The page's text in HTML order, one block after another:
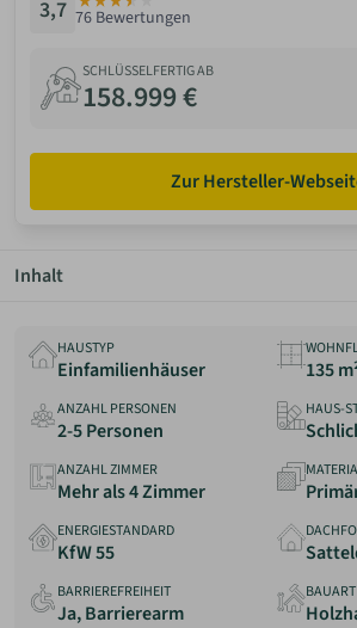
13.01
3,7 76 Bewertungen
SCHLÜSSELFERTIG AB
158.999 €
Zur Hersteller-
Inhalt
Grundriss
Details
Anbieter
Erfahrungen
HAUSTYP
Einfamilienhäuser 135
ANZAHL PERSONEN
2-5 Personen
HAUS-
ANZAHL ZIMMER
Mehr als 4 Zimmer
ENERGIESTANDARD
KfW 55
BARRIEREFREIHEIT
Ja, Barrierearm
BAUART